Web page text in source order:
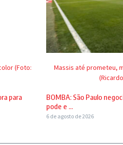
(Foto:
para
Massis até prometeu,
BOMBA: São Paulo
pode e ...
6 de agosto de 2026